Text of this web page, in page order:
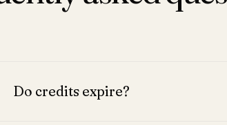
Do credits expire?